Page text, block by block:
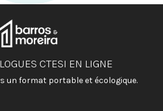
CTESI EN LIGNE
un format portable et écologique.